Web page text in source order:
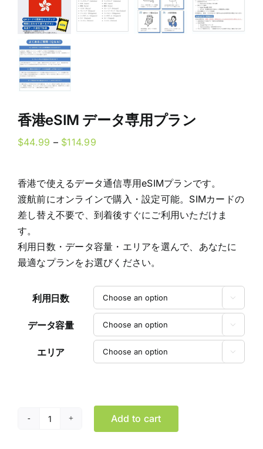
香港eSIM データ専用プラン
$44.99 – $114.99Price
through
$114.99
香港で使えるデータ通信専用eSIMプランです。
渡航前にオンラインで購入・設定可能。SIMカードの
差し替え不要で、到着後すぐにご利用いただけま
す。
利用日数・データ容量・エリアを選んで、あなたに
最適なプランをお選びください。
利用日数 
データ容量 
エリア 
香
Add to cart